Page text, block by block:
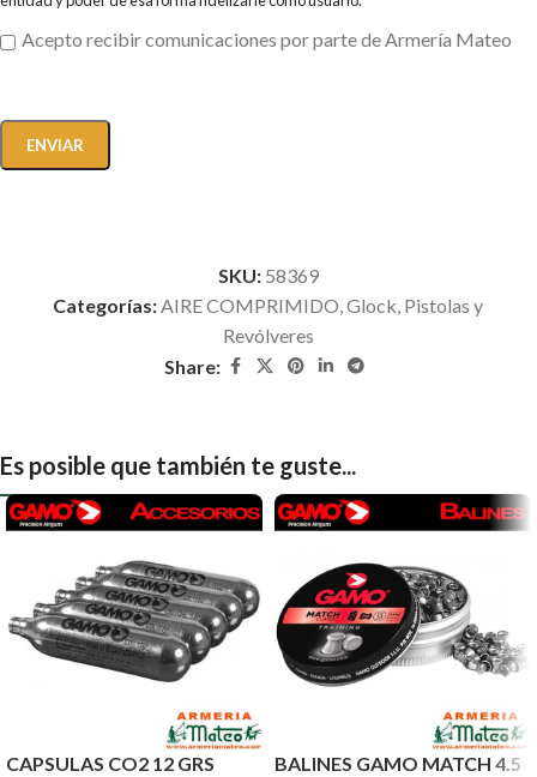
Acepto recibir comunicaciones por parte de Armería Mateo
SKU: 58369
Categorías:AIRE COMPRIMIDO,Glock, Pistolas y
Revólveres
Share:
Es posible que también te guste...
CAPSULAS CO2 12 GRS BALINES GAMO MATCH 4.5